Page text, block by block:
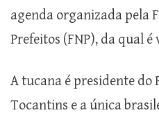
agenda organizada pela
Prefeitos (FNP), da qual
A tucana é presidente do
Tocantins e a única